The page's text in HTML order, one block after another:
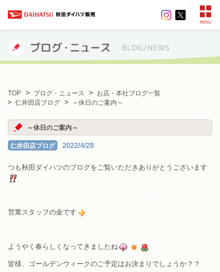
MENU
TOP ブログ・ニュース
お店・本社ブログ一覧
仁井田店ブログ
～休日のご案内～
～休日のご案内～
仁井田店ブログ 2022/4/28
つも秋田ダイハツのブログをご覧いただきありがとうございます
営業スタッフの金です
ようやく春らしくなってきましたね
皆様、ゴールデンウィークのご予定はお決まりでしょうか？？